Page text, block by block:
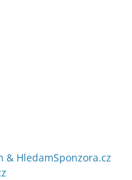
& HledamSponzora.cz